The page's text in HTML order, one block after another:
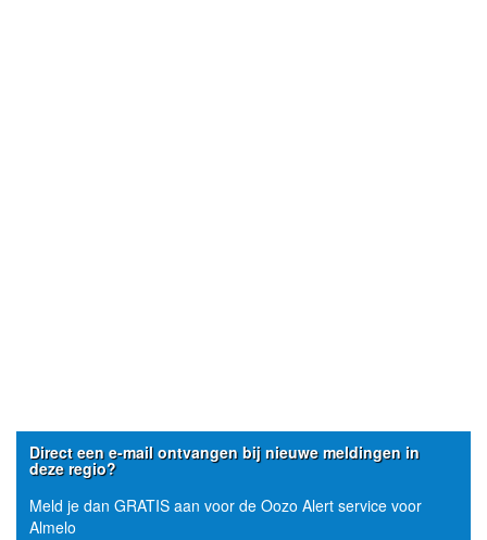
Direct een e-mail ontvangen bij nieuwe meldingen in
deze regio?
Meld je dan GRATIS aan voor de Oozo Alert service voor
Almelo